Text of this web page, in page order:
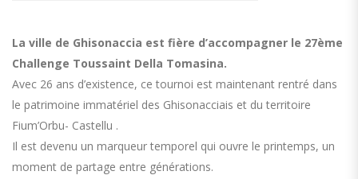
La ville de Ghisonaccia est fière d’accompagner le 27ème
Challenge Toussaint Della Tomasina.
Avec 26 ans d’existence, ce tournoi est maintenant rentré dans
le patrimoine immatériel des Ghisonacciais et du territoire
Fium’Orbu- Castellu .
Il est devenu un marqueur temporel qui ouvre le printemps, un
moment de partage entre générations.